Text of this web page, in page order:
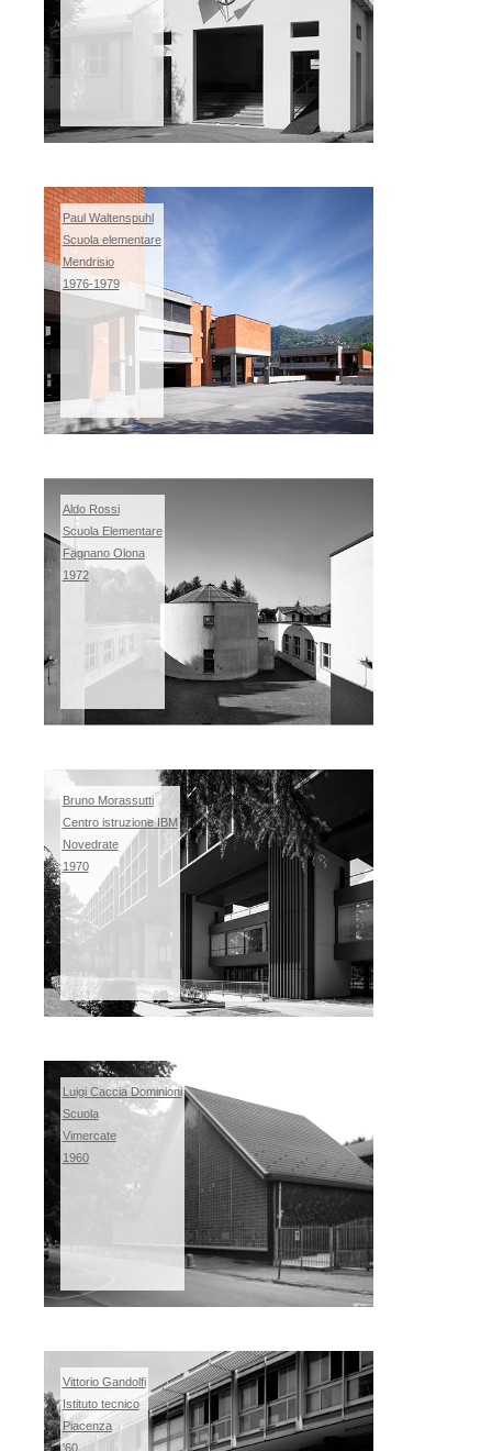
Paul Waltenspuhl
Scuola elementare
Mendrisio
1976-1979
Aldo Rossi
Scuola Elementare
Fagnano Olona
1972
Bruno Morassutti
Centro istruzione IBM
Novedrate
1970
Luigi Caccia Dominioni
Scuola
Vimercate
1960
Vittorio Gandolfi
Istituto tecnico
Piacenza
'60